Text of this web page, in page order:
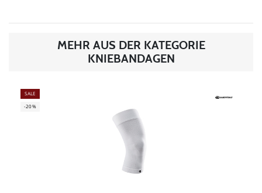
MEHR AUS DER KATEGORIE
KNIEBANDAGEN
SALE
-20%